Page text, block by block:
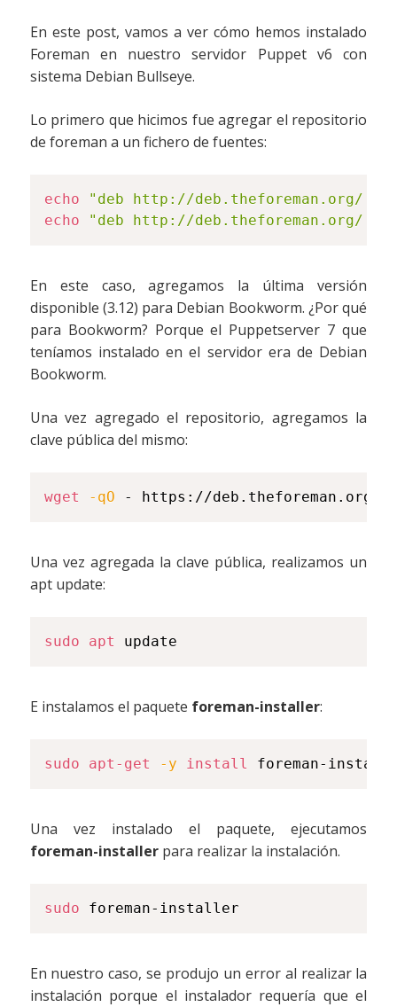
En este post, vamos a ver cómo hemos instalado
Foreman en nuestro servidor Puppet v6 con
sistema Debian Bullseye.
Lo primero que hicimos fue agregar el repositorio
de foreman a un fichero de fuentes:
echo
"deb http://deb.theforeman.org/
echo
"deb http://deb.theforeman.org/
En este caso, agregamos la última versión
disponible (3.12) para Debian Bookworm. ¿Por qué
para Bookworm? Porque el Puppetserver 7 que
teníamos instalado en el servidor era de Debian
Bookworm.
Una vez agregado el repositorio, agregamos la
clave pública del mismo:
wget -qO - https://deb.theforeman.org/
Una vez agregada la clave pública, realizamos un
apt update:
sudo apt update
E instalamos el paquete foreman-installer:
sudo apt-get -y install foreman-
Una vez instalado el paquete, ejecutamos
foreman-installerpara realizar la instalación.
sudo foreman-installer
En nuestro caso, se produjo un error al realizar la
instalación porque el instalador requería que el